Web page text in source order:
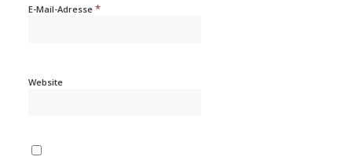
E-Mail-Adresse *
Website